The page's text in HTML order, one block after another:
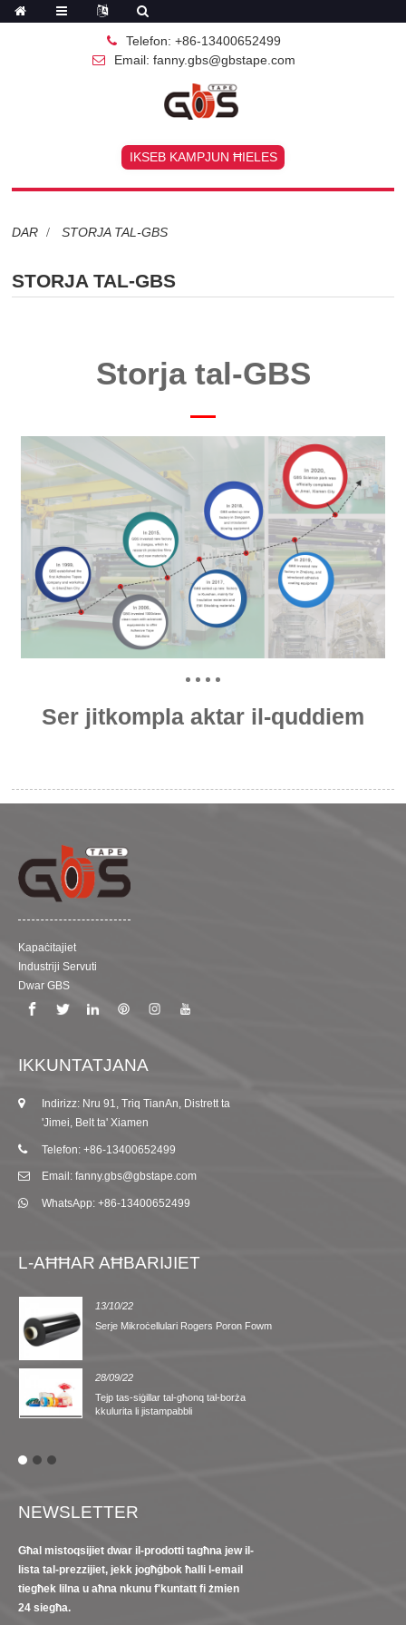
Telefon: +86-13400652499
Email: fanny.gbs@gbstape.com
IKSEB KAMPJUN ĦIELES
DAR STORJA TAL-GBS
STORJA TAL-GBS
Storja tal-GBS
Ser jitkompla aktar il-quddiem
Kapaċitajiet
Industriji Servuti
Dwar GBS
IKKUNTATJANA
Indirizz: Nru 91, Triq TianAn, Distrett ta
'Jimei, Belt ta' Xiamen
Telefon: +86-13400652499
Email: fanny.gbs@gbstape.com
WhatsApp: +86-13400652499
L-AĦĦAR AĦBARIJIET
13/10/22
Serje Mikroċellulari Rogers Poron Fowm
28/09/22
Tejp tas-siġillar tal-għonq tal-borża
kkulurita li jistampabbli
NEWSLETTER
Għal mistoqsijiet dwar il-prodotti tagħna jew il-
lista tal-prezzijiet, jekk jogħġbok ħalli l-email
tiegħek lilna u aħna nkunu f'kuntatt fi żmien
24 siegħa.